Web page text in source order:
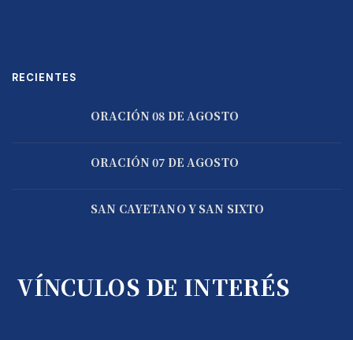
RECIENTES
ORACIÓN 08 DE AGOSTO
ORACIÓN 07 DE AGOSTO
SAN CAYETANO Y SAN SIXTO
VÍNCULOS DE INTERÉS